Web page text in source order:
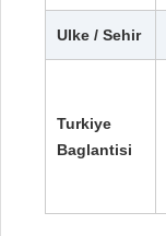
Ulke / Sehir
Turkiye
Baglantisi